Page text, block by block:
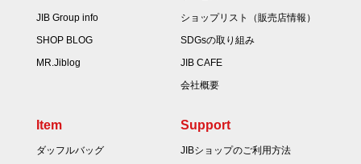
JIB Group info
SHOP BLOG
MR.Jiblog
ショップリスト（販売店情報）
SDGsの取り組み
JIB CAFE
会社概要
Item
ダッフルバッグ
Support
JIBショップのご利用方法